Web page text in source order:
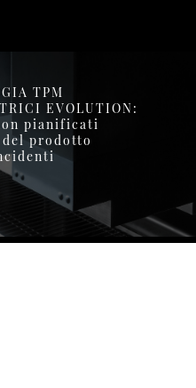
TPM
EVOLUTION:
pianificati
prodotto